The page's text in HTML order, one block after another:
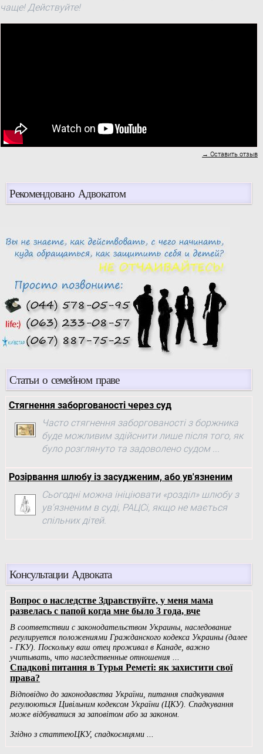
чаще! Действуйте!
→ Оставить отзыв
Рекомендовано Адвокатом
Статьи о семейном праве
Стягнення заборгованості через суд
Часто стягнення заборгованості з боржника
буде можливим здійснити лише після того, як
було розглянуто та задоволено судом ...
Розірвання шлюбу із засудженим, або ув'язненим
Сьогодні можна ініціювати «розділ» шлюбу з
ув'язненим в суді, РАЦСі, якщо не мається
спільних дітей.
Консультации Адвоката